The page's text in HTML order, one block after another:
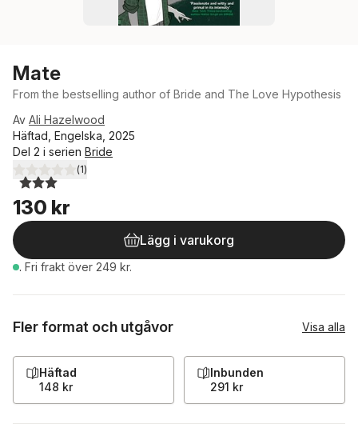
Mate
From the bestselling author of Bride and The Love Hypothesis
Av Ali Hazelwood
Häftad, Engelska, 2025
Del 2 i serien Bride
3,0utav 5 stjärnor. Totalt antal röster:
(1)
130 kr
Lägg i varukorg
. Fri frakt över 249 kr.
Fler format och utgåvor Visa alla
Häftad
148 kr
Inbunden
291 kr